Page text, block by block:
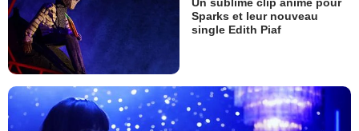
Sparks et leur nouveau
single Edith Piaf